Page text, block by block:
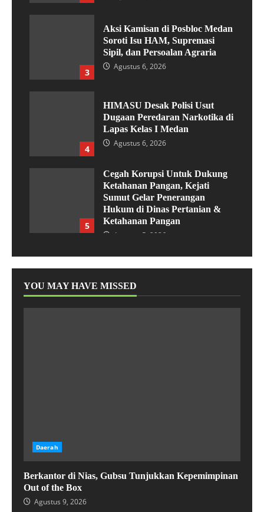
3
Aksi Kamisan di Posbloc Medan
Soroti Isu HAM, Supremasi
Sipil, dan Persoalan Agraria
Agustus 6, 2026
4
HIMASU Desak Polisi Usut
Dugaan Peredaran Narkotika di
Lapas Kelas I Medan
Agustus 6, 2026
5
Cegah Korupsi Untuk Dukung
Ketahanan Pangan, Kejati
Sumut Gelar Penerangan
Hukum di Dinas Pertanian &
Ketahanan Pangan
Agustus 5, 2026
YOU MAY HAVE MISSED
Daerah
Berkantor di Nias, Gubsu Tunjukkan Kepemimpinan
Out of the Box
Agustus 9, 2026